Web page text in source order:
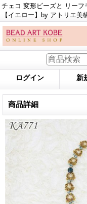
チェコ 変形ビーズと リーフ
【イエロー】by アトリエ美
ログイン 新
商品詳細